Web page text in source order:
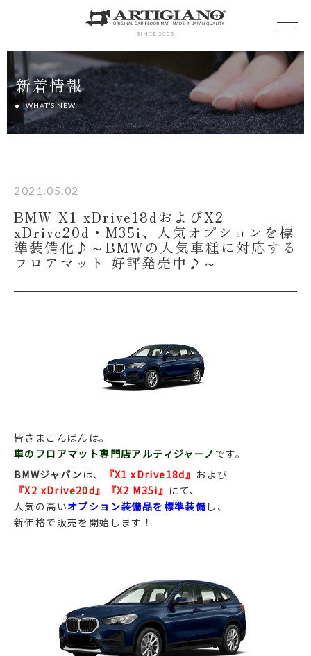
SINCE 2005
新着情報
WHAT’S NEW
2021.05.02
BMW X1 xDrive18dおよびX2
xDrive20d・M35i、人気オプションを標
準装備化♪～BMWの人気車種に対応する
フロアマット 好評発売中♪～
皆さまこんばんは。
車のフロアマット専門店アルティジャーノ です。
BMWジャパン は、 『X1 xDrive18d』 および
『X2 xDrive20d』『X2 M35i』 にて、
人気の高いオプション装備品を標準装備し、
新価格で販売を開始します！